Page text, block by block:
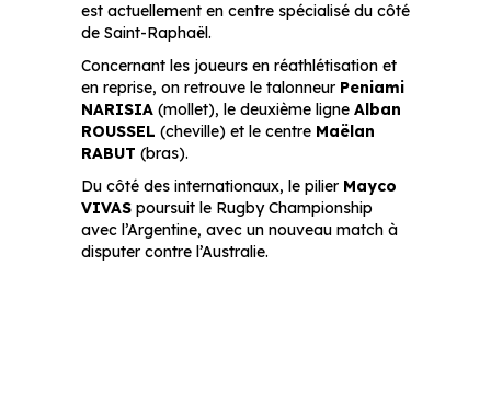
est actuellement en centre spécialisé du côté
de Saint-Raphaël.
Concernant les joueurs en réathlétisation et
en reprise, on retrouve le talonneur Peniami
NARISIA (mollet), le deuxième ligne Alban
ROUSSEL (cheville) et le centre Maëlan
RABUT (bras).
Du côté des internationaux, le pilier Mayco
VIVAS poursuit le Rugby Championship
avec l’Argentine, avec un nouveau match à
disputer contre l’Australie.